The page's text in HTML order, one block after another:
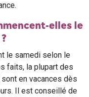
elles le
le samedi selon le
faits, la plupart des
en vacances dès
Il est conseillé de